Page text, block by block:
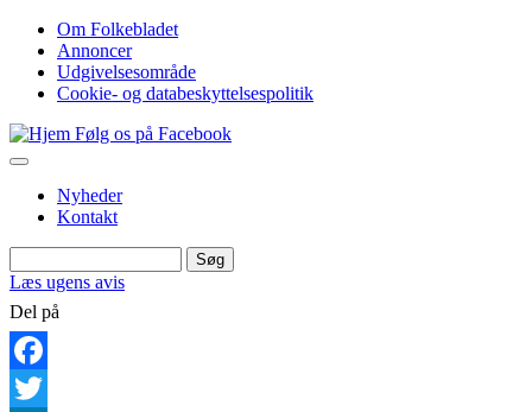
hovedindhold
Top
navigation
Om Folkebladet
Annoncer
Udgivelsesområde
Cookie- og databeskyttelsespolitik
Følg os på Facebook
Nyheder
Kontakt
Søg
Læs ugens avis
Del på
Facebook